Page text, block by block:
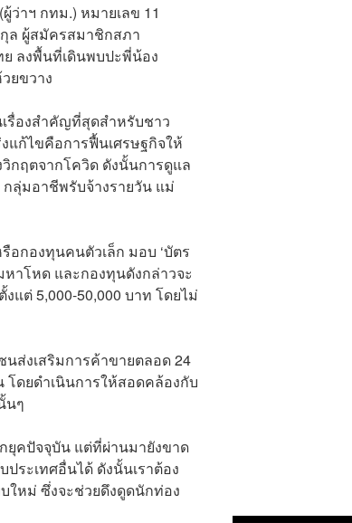
ว่าฯ กทม.) หมายเลข 11
ล ผู้สมัครสมาชิกสภา
ย ลงพื้นที่เดินพบปะพี่น้อง
ยขวาง
เรื่องสำคัญที่สุดสำหรับชาว
แก้ไขคือการฟื้นเศรษฐกิจให้
กฤตจากโควิด ดังนั้นการดูแล
ลุ่มอาชีพรับจ้างรายวัน แม่
อกองทุนคนตัวเล็ก มอบ ‘บัตร
าโหด และกองทุนดังกล่าวจะ
แต่ 5,000-50,000 บาท โดยไม่
ส่งเสริมการค้าขายตลอด 24
ดยดำเนินการให้สอดคล้องกับ
นๆ
ยุคปัจจุบัน แต่ที่ผ่านมายังขาด
ระเทศอื่นได้ ดังนั้นเราต้อง
ใหม่ ซึ่งจะช่วยดึงดูดนักท่อง